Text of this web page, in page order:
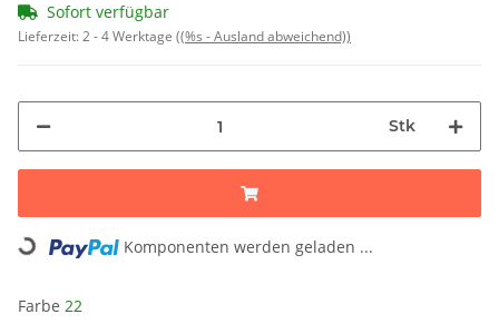
Sofort verfügbar
Lieferzeit:2 - 4 Werktage ((%s - Ausland abweichend))
Stk
Loading... Komponenten werden geladen ...
Farbe 22